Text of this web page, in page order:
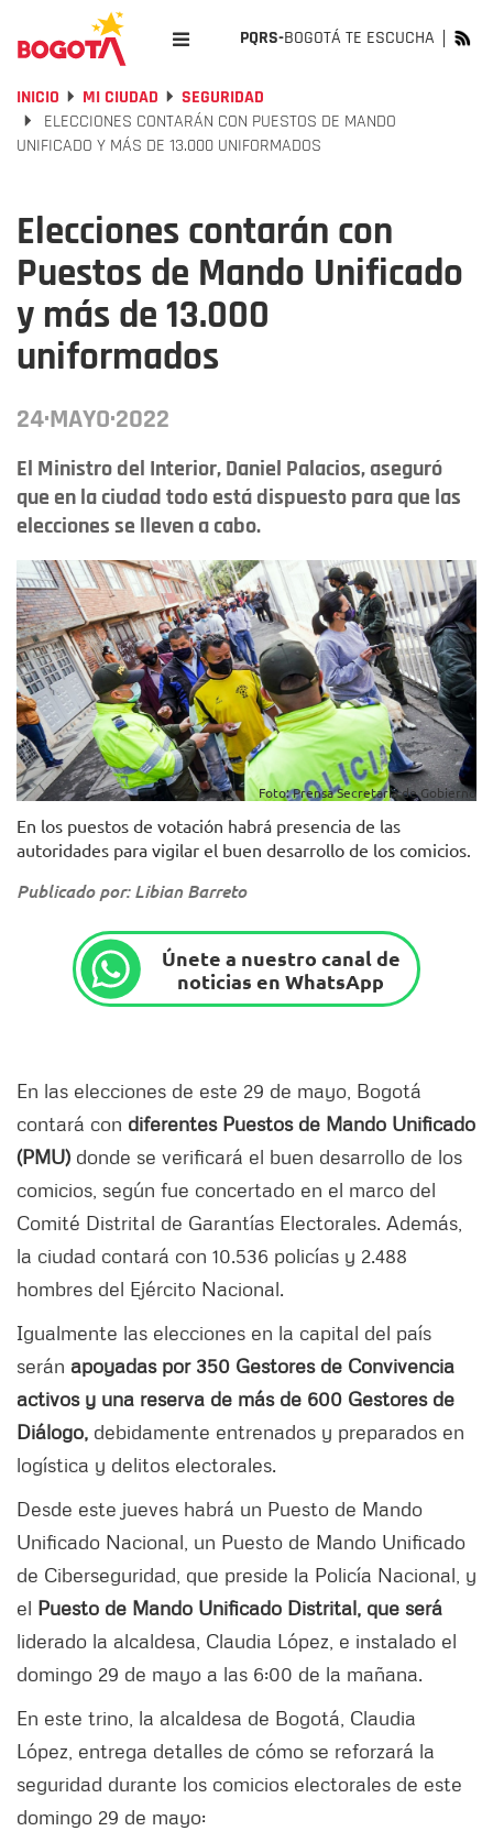
PQRS-BOGOTÁ TE ESCUCHA
INICIO MI CIUDAD
SEGURIDAD
ELECCIONES CONTARÁN CON PUESTOS DE MANDO
UNIFICADO Y MÁS DE 13.000 UNIFORMADOS
Elecciones contarán con
Puestos de Mando Unificado
y más de 13.000
uniformados
24·MAYO·2022
El Ministro del Interior, Daniel Palacios, aseguró
que en la ciudad todo está dispuesto para que las
elecciones se lleven a cabo.
Foto: Prensa Secretaría de Gobierno
En los puestos de votación habrá presencia de las
autoridades para vigilar el buen desarrollo de los comicios.
Publicado por: Libian Barreto
Únete a nuestro canal de
noticias en WhatsApp
En las elecciones de este 29 de mayo, Bogotá
contará con diferentes Puestos de Mando Unificado
(PMU) donde se verificará el buen desarrollo de los
comicios, según fue concertado en el marco del
Comité Distrital de Garantías Electorales. Además,
la ciudad contará con 10.536 policías y 2.488
hombres del Ejército Nacional.
Igualmente las elecciones en la capital del país
serán apoyadas por 350 Gestores de Convivencia
activos y una reserva de más de 600 Gestores de
Diálogo, debidamente entrenados y preparados en
logística y delitos electorales.
Desde este jueves habrá un Puesto de Mando
Unificado Nacional, un Puesto de Mando Unificado
de Ciberseguridad, que preside la Policía Nacional, y
el Puesto de Mando Unificado Distrital, que será
liderado la alcaldesa, Claudia López, e instalado el
domingo 29 de mayo a las 6:00 de la mañana.
En este trino, la alcaldesa de Bogotá, Claudia
López, entrega detalles de cómo se reforzará la
seguridad durante los comicios electorales de este
domingo 29 de mayo: